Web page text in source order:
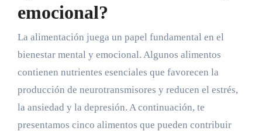
emocional?
La alimentación juega un papel fundamental en el
bienestar mental y emocional. Algunos alimentos
contienen nutrientes esenciales que favorecen la
producción de neurotransmisores y reducen el estrés,
la ansiedad y la depresión. A continuación, te
presentamos cinco alimentos que pueden contribuir